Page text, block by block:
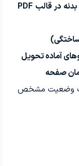
دسترسی به گزارش کارشناسی رنگ و بدنه در قالب PDF
آماده تحویل
صفحه
وضعیت مشخص